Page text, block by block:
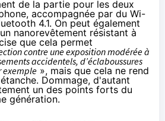
de la partie pour les deux
accompagnée par du Wi-
4.1. On peut également
nanorevêtement résistant à
que cela permet
contre une exposition modérée à
accidentels, d’éclaboussures
exemple », mais que cela ne rend
Dommage, d'autant
un des points forts du
génération.